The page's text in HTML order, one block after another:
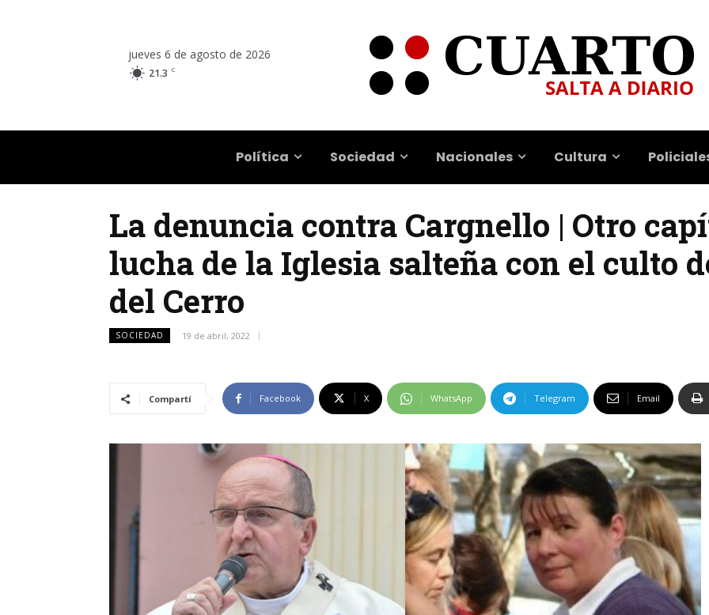
jueves 6 de agosto de 2026
21.3 C
Política Sociedad Nacionales Cultura
La denuncia contra Cargnello | Otro
lucha de la Iglesia salteña con el culto
del Cerro
SOCIEDAD 19 de abril, 2022
Compartí Facebook X WhatsApp Telegram Email